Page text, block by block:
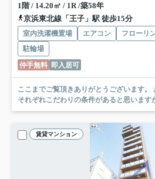
1階 / 14.20㎡ / 1R /築58年
京浜東北線「王子」駅 徒歩15分
室内洗濯機置場 エアコン フローリ
駐輪場
仲手無料 即入居可
ここまでご覧頂きありがとうございます。 お部屋探しの際には、皆さま
それぞれこだわりの条件があると思います
賃貸マンション